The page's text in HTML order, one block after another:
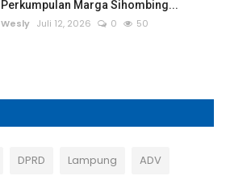
Perkumpulan Marga Sihombing...
Wesly Juli 12, 2026 0 50
DPRD Lampung ADV